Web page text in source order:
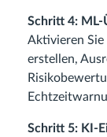
Schritt 4:
Aktivieren Sie
erstellen,
Schritt 5: KI-